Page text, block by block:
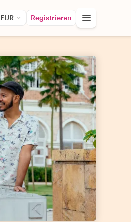
EUR Registrieren